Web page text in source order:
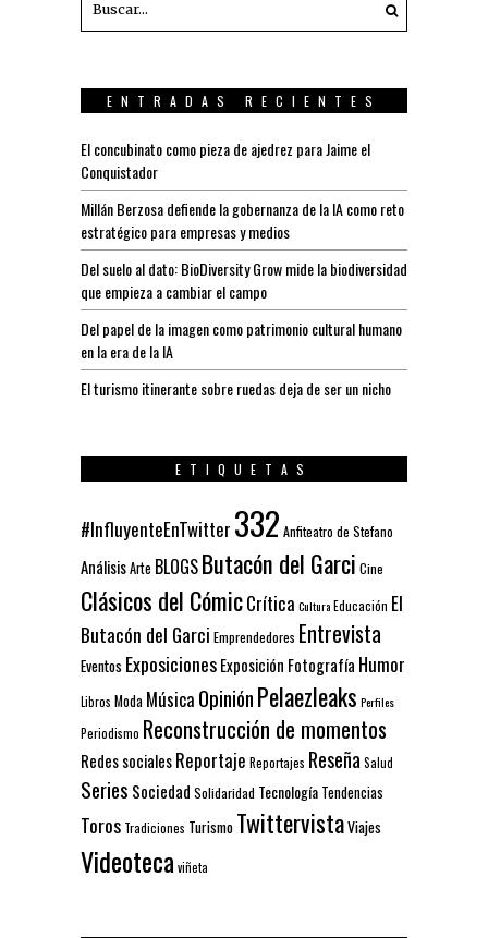
ENTRADAS RECIENTES
El concubinato como pieza de ajedrez para Jaime el
Conquistador
Millán Berzosa defiende la gobernanza de la IA como reto
estratégico para empresas y medios
Del suelo al dato: BioDiversity Grow mide la biodiversidad
que empieza a cambiar el campo
Del papel de la imagen como patrimonio cultural humano
en la era de la IA
El turismo itinerante sobre ruedas deja de ser un nicho
ETIQUETAS
#InfluyenteEnTwitter 332 Anfiteatro de Stefano
AnálisisArte BLOGSButacón del Garci Cine
Clásicos del CómicCrítica CulturaEducación El
Butacón del Garci Emprendedores Entrevista
Eventos ExposicionesExposición Fotografía Humor
Libros Moda Música OpiniónPelaezleaks Perfiles
Periodismo Reconstrucción de momentos
Redes socialesReportaje Reportajes Reseña Salud
Series Sociedad Solidaridad Tecnología Tendencias
Toros Tradiciones Turismo TwittervistaViajes
Videoteca viñeta